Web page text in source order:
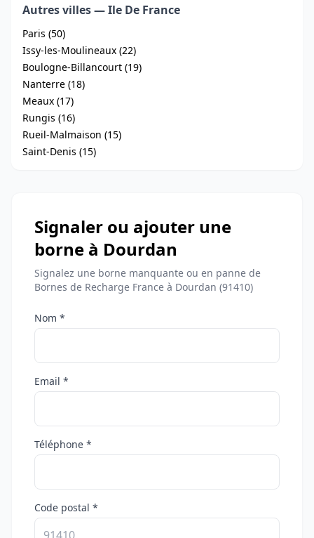
Autres villes — Ile De France
Paris (50)
Issy-les-Moulineaux (22)
Boulogne-Billancourt (19)
Nanterre (18)
Meaux (17)
Rungis (16)
Rueil-Malmaison (15)
Saint-Denis (15)
Signaler ou ajouter une
borne à Dourdan
Signalez une borne manquante ou en panne de
Bornes de Recharge France à Dourdan (91410)
Nom *
Email *
Téléphone *
Code postal *